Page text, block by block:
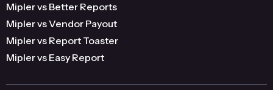
Mipler vs Better Reports
Mipler vs Vendor Payout
Mipler vs Report Toaster
Mipler vs Easy Report